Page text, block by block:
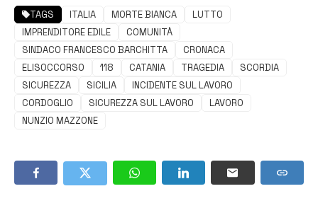
TAGS ITALIA MORTE BIANCA
LUTTO
IMPRENDITORE EDILE
COMUNITÀ
SINDACO FRANCESCO BARCHITTA
CRONACA
ELISOCCORSO
118 CATANIA TRAGEDIA
SCORDIA
SICUREZZA
SICILIA
INCIDENTE SUL LAVORO
CORDOGLIO
SICUREZZA SUL LAVORO
LAVORO
NUNZIO MAZZONE